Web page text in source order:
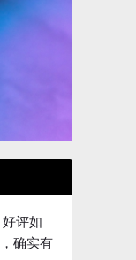
评如
确实有